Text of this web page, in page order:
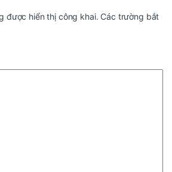
được hiển thị công khai. Các trường bắt